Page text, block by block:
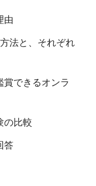
由
法と、それぞれ
賞できるオンラ
の比較
答